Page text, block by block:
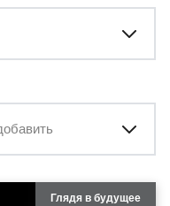
Глядя в будущее